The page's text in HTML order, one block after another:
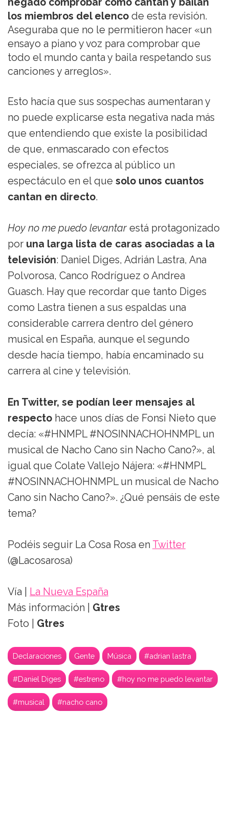
los miembros del elenco de esta revisión.
Aseguraba que no le permitieron hacer «un
ensayo a piano y voz para comprobar que
todo el mundo canta y baila respetando sus
canciones y arreglos».
Esto hacía que sus sospechas aumentaran y
no puede explicarse esta negativa nada más
que entendiendo que existe la posibilidad
de que, enmascarado con efectos
especiales, se ofrezca al público un
espectáculo en el que solo unos cuantos
cantan en directo.
Hoy no me puedo levantarestá protagonizado
por una larga lista de caras asociadas a la
televisión: Daniel Diges, Adrián Lastra, Ana
Polvorosa, Canco Rodríguez o Andrea
Guasch. Hay que recordar que tanto Diges
como Lastra tienen a sus espaldas una
considerable carrera dentro del género
musical en España, aunque el segundo
desde hacía tiempo, había encaminado su
carrera al cine y televisión.
En Twitter, se podían leer mensajes al
respecto hace unos días de Fonsi Nieto que
decía: «#HNMPL #NOSINNACHOHNMPL un
musical de Nacho Cano sin Nacho Cano?», al
igual que Colate Vallejo Nájera: «#HNMPL
#NOSINNACHOHNMPL un musical de Nacho
Cano sin Nacho Cano?». ¿Qué pensáis de este
tema?
Podéis seguir La Cosa Rosa en Twitter
(@Lacosarosa)
Vía |
La Nueva España
Más información | Gtres
Foto | Gtres
Declaraciones Gente Música #adrian lastra
#Daniel Diges #estreno #hoy no me puedo levantar
#musical #nacho cano